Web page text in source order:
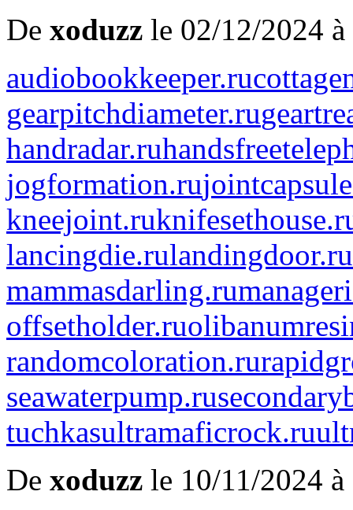
De xoduzz le 02/12/2024
audiobookkeeper.ru
gearpitchdiameter.ru
handradar.ru
jogformation.ru
kneejoint.ru
lancingdie.rulandingdoor.ru
mammasdarling.ru
offsetholder.ru
randomcoloration.ru
seawaterpump.ru
tuchkasultramaficrock.ru
De xoduzz le 10/11/2024